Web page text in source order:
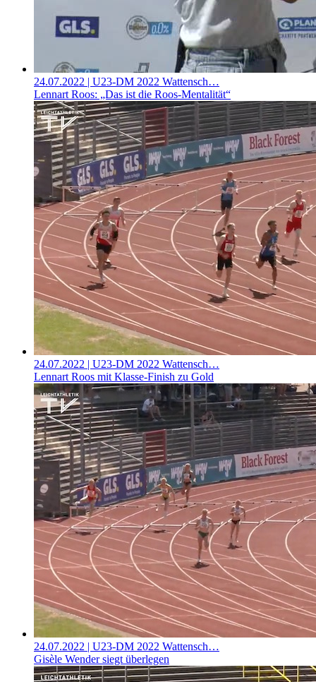
24.07.2022 | U23-DM 2022 Wattensch…
Lennart Roos: „Das ist die Roos-Mentalität“
24.07.2022 | U23-DM 2022 Wattensch…
Lennart Roos mit Klasse-Finish zu Gold
24.07.2022 | U23-DM 2022 Wattensch…
Gisèle Wender siegt überlegen